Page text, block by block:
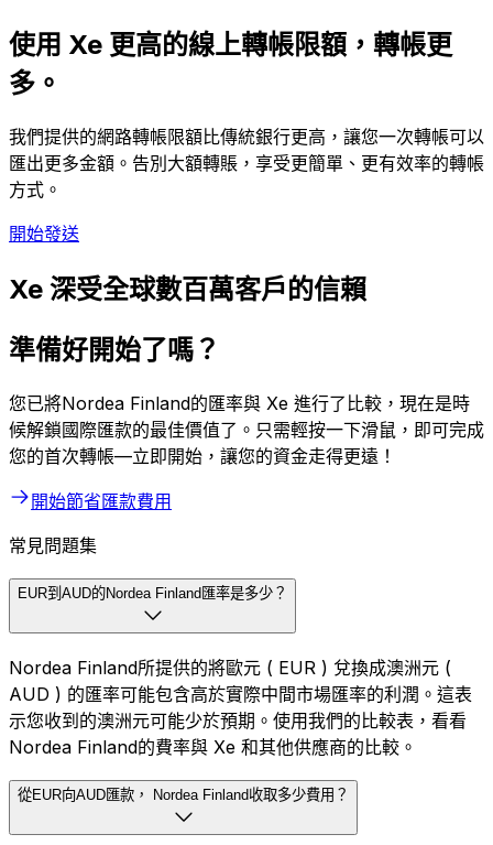
使用 Xe 更高的線上轉帳限額，轉帳更
多。
我們提供的網路轉帳限額比傳統銀行更高，讓您一次轉帳可以
匯出更多金額。告別大額轉賬，享受更簡單、更有效率的轉帳
方式。
開始發送
Xe 深受全球數百萬客戶的信賴
準備好開始了嗎？
您已將Nordea Finland的匯率與 Xe 進行了比較，現在是時
候解鎖國際匯款的最佳價值了。只需輕按一下滑鼠，即可完成
您的首次轉帳—立即開始，讓您的資金走得更遠！
開始節省匯款費用
常見問題集
EUR到AUD的Nordea Finland匯率是多少？
Nordea Finland所提供的將歐元 ( EUR ) 兌換成澳洲元 (
AUD ) 的匯率可能包含高於實際中間市場匯率的利潤。這表
示您收到的澳洲元可能少於預期。使用我們的比較表，看看
Nordea Finland的費率與 Xe 和其他供應商的比較。
從EUR向AUD匯款， Nordea Finland收取多少費用？